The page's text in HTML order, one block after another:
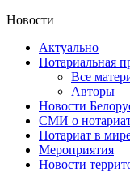
Новости
Актуально
Нотариальная
Все
Авторы
Новости
СМИ о
Нотариат в
Мероприятия
Новости